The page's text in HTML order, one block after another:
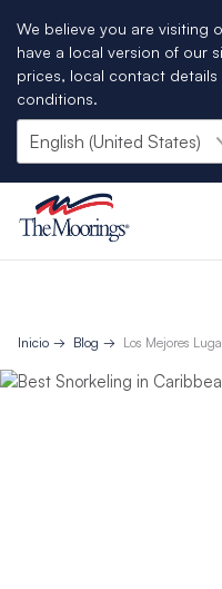
We believe you are visiting
have a local version of our
prices, local contact details
conditions.
Inicio Blog Los Mejores